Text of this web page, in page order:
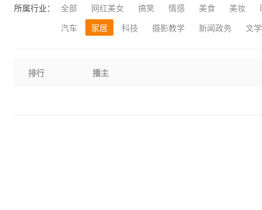
所属行业： 全部 网红美女 搞笑 情感 美食 美妆
汽车
家居 科技 摄影教学 新闻政务 文
排行 播主